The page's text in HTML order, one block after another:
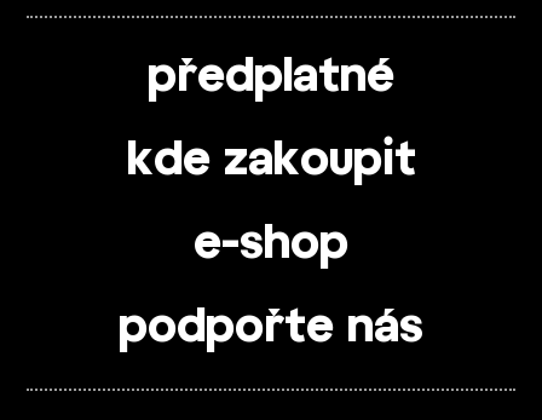
předplatné
kde zakoupit
e-shop
podpořte nás